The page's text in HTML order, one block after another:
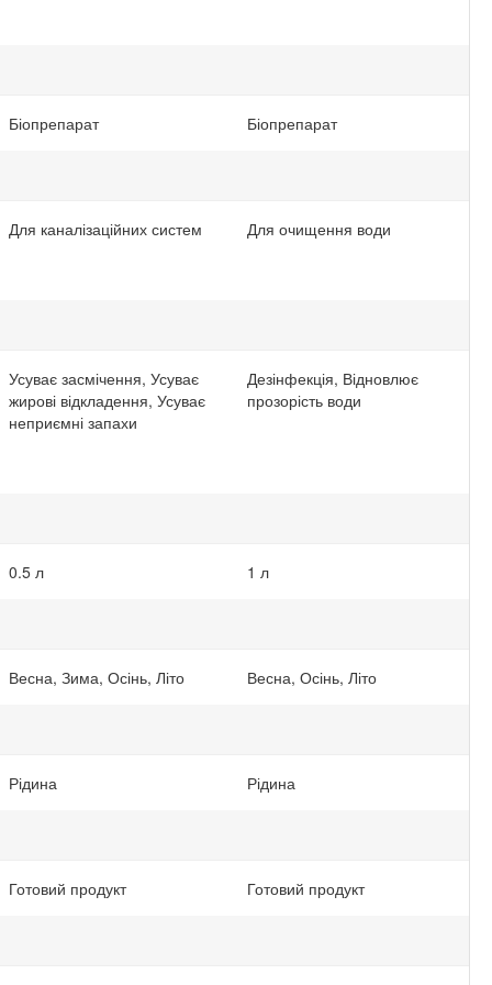
Біопрепарат Біопрепарат
Для каналізаційних систем Для очищення води
Усуває засмічення, Усуває
жирові відкладення, Усуває
неприємні запахи
Дезінфекція, Відновлює
прозорість води
0.5 л 1 л
Весна, Зима, Осінь, Літо Весна, Осінь, Літо
Рідина Рідина
Готовий продукт Готовий продукт